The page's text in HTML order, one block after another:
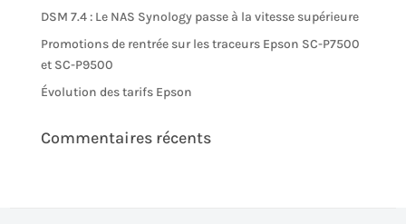
DSM 7.4 : Le NAS Synology passe à la vitesse supérieure
Promotions de rentrée sur les traceurs Epson SC-P7500
et SC-P9500
Évolution des tarifs Epson
Commentaires récents